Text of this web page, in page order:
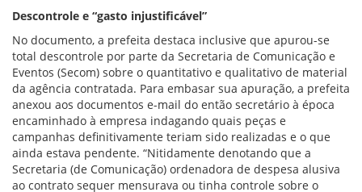
Descontrole e “gasto injustificável”
No documento, a prefeita destaca inclusive que apurou-se
total descontrole por parte da Secretaria de Comunicação e
Eventos (Secom) sobre o quantitativo e qualitativo de material
da agência contratada. Para embasar sua apuração, a prefeita
anexou aos documentos e-mail do então secretário à época
encaminhado à empresa indagando quais peças e
campanhas definitivamente teriam sido realizadas e o que
ainda estava pendente. “Nitidamente denotando que a
Secretaria (de Comunicação) ordenadora de despesa alusiva
ao contrato sequer mensurava ou tinha controle sobre o